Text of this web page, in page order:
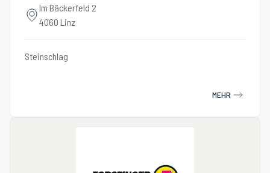
Im Bäckerfeld 2
4060 Linz
Steinschlag
MEHR